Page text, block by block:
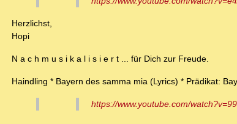
Herzlichst,
Hopi
N a c h m u s i k a l i s i e r t ... für Dich zur Freude.
Haindling * Bayern des samma mia (Lyrics) * Prädikat:
https://www.youtube.com/